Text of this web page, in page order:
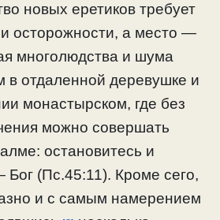
новых еретиков требует
осторожности, а место —
многолюдства и шума
в отдаленной деревушке и
монастырском, где без
можно совершать
остановитесь и
Бог (Пс.45:11). Кроме сего,
и с самым намерением